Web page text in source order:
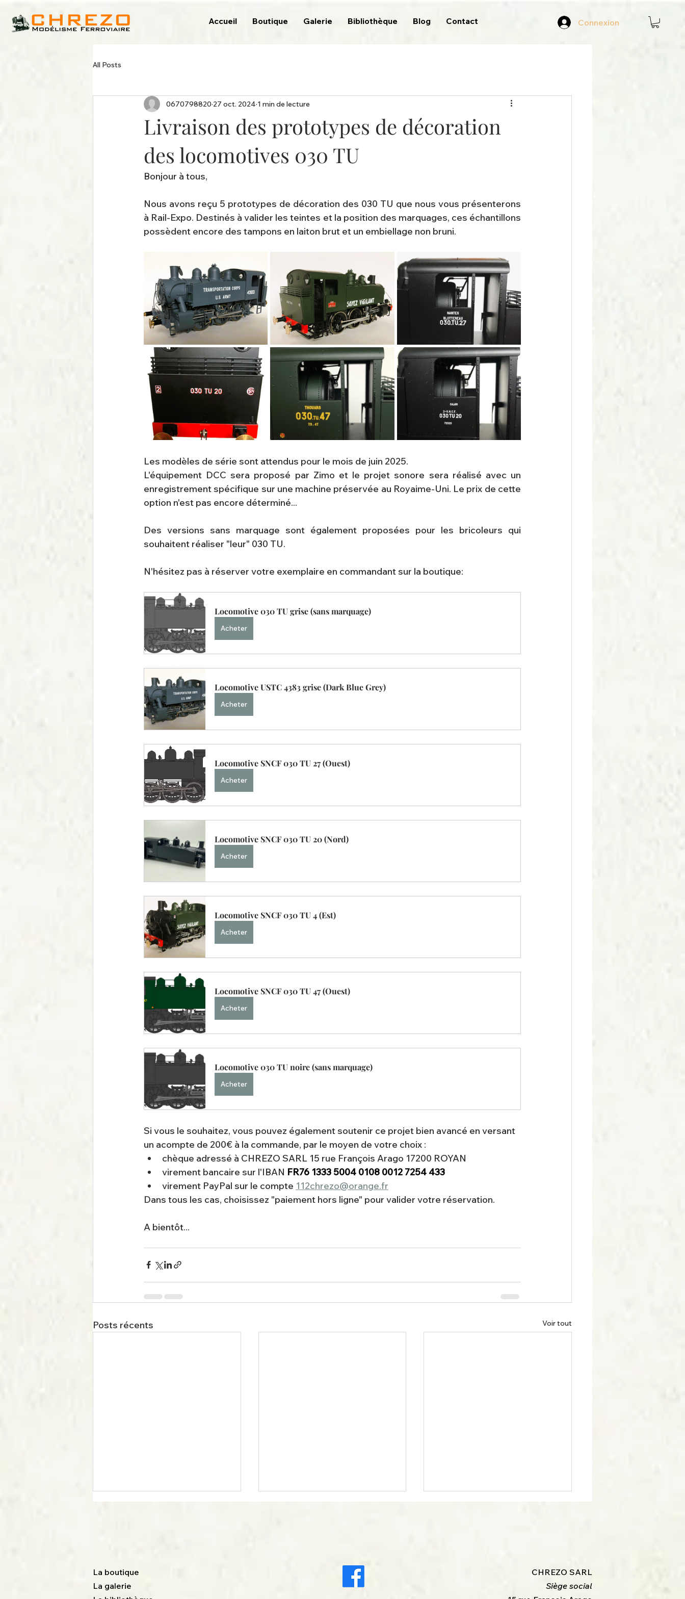
Accueil Boutique Galerie Bibliothèque Blog Contact Connexion
All Posts
Livraison des prototypes de décoration
des locomotives 030 TU
0670798820 27 oct. 2024 1 min de lecture
Bonjour à tous,
Nous avons reçu 5 prototypes de décoration des 030 TU que nous vous présenterons
à Rail-Expo. Destinés à valider les teintes et la position des marquages, ces échantillons
possèdent encore des tampons en laiton brut et un embiellage non bruni.
Les modèles de série sont attendus pour le mois de juin 2025.
L'équipement DCC sera proposé par Zimo et le projet sonore sera réalisé avec un
enregistrement spécifique sur une machine préservée au Royaime-Uni. Le prix de cette
option n'est pas encore déterminé...
Des versions sans marquage sont également proposées pour les bricoleurs qui
souhaitent réaliser "leur" 030 TU.
N'hésitez pas à réserver votre exemplaire en commandant sur la boutique:
Locomotive 030 TU grise (sans marquage)
Acheter
Locomotive USTC 4383 grise (Dark Blue Grey)
Acheter
Locomotive SNCF 030 TU 27 (Ouest)
Acheter
Locomotive SNCF 030 TU 20 (Nord)
Acheter
Locomotive SNCF 030 TU 4 (Est)
Acheter
Locomotive SNCF 030 TU 47 (Ouest)
Acheter
Locomotive 030 TU noire (sans marquage)
Acheter
Si vous le souhaitez, vous pouvez également soutenir ce projet bien avancé en versant
un acompte de 200€ à la commande, par le moyen de votre choix :
chèque adressé à CHREZO SARL 15 rue François Arago 17200 ROYAN
virement bancaire sur l'IBAN FR76 1333 5004 0108 0012 7254 433
virement PayPal sur le compte 112chrezo@orange.fr
Dans tous les cas, choisissez "paiement hors ligne" pour valider votre réservation.
A bientôt...
Posts récents Voir tout
Y 8000 CHREZO / HOBBY 66 :
La boutique
La galerie
CHREZO SARL
Siège social